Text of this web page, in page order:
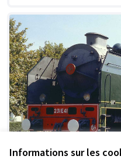
Informations sur les